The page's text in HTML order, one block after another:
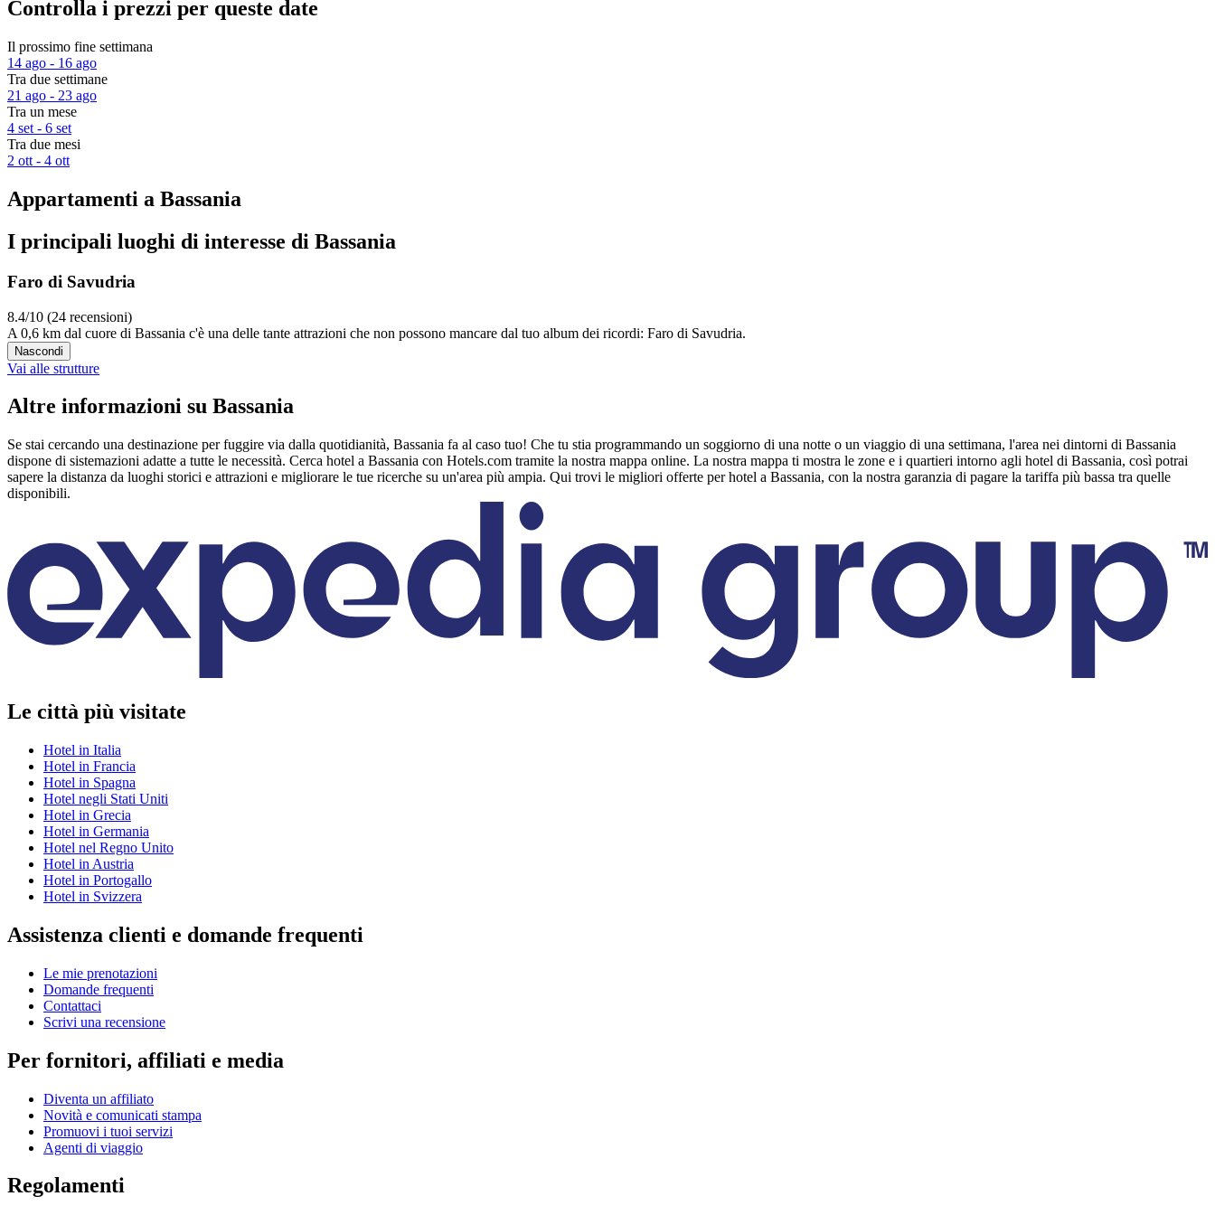
Controlla i prezzi per queste date
Il prossimo fine settimana
14 ago - 16 ago
Tra due settimane
21 ago - 23 ago
Tra un mese
4 set - 6 set
Tra due mesi
2 ott - 4 ott
Appartamenti a Bassania
I principali luoghi di interesse di Bassania
Faro di Savudria
8.4/10 (24 recensioni)
A 0,6 km dal cuore di Bassania c'è una delle tante attrazioni che non possono mancare dal tuo album dei ricordi: Faro di Savudria.
Nascondi
Vai alle strutture
Altre informazioni su Bassania
Se stai cercando una destinazione per fuggire via dalla quotidianità, Bassania fa al caso tuo! Che tu stia programmando un soggiorno di una notte o un viaggio di una settimana, l'area nei dintorni di Bassania
dispone di sistemazioni adatte a tutte le necessità. Cerca hotel a Bassania con Hotels.com tramite la nostra mappa online. La nostra mappa ti mostra le zone e i quartieri intorno agli hotel di Bassania, così potrai
sapere la distanza da luoghi storici e attrazioni e migliorare le tue ricerche su un'area più ampia. Qui trovi le migliori offerte per hotel a Bassania, con la nostra garanzia di pagare la tariffa più bassa tra quelle
disponibili.
Le città più visitate
Hotel in Italia
Hotel in Francia
Hotel in Spagna
Hotel negli Stati Uniti
Hotel in Grecia
Hotel in Germania
Hotel nel Regno Unito
Hotel in Austria
Hotel in Portogallo
Hotel in Svizzera
Assistenza clienti e domande frequenti
Le mie prenotazioni
Domande frequenti
Contattaci
Scrivi una recensione
Per fornitori, affiliati e media
Diventa un affiliato
Novità e comunicati stampa
Promuovi i tuoi servizi
Agenti di viaggio
Regolamenti